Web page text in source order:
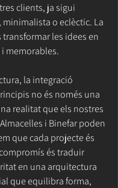
clients, ja sigui
minimalista o eclèctic. La
les idees en
memorables.
la integració
no és només una
realitat que els nostres
i Binefar poden
que cada projecte és
és traduir
en una arquitectura
que equilibra forma,